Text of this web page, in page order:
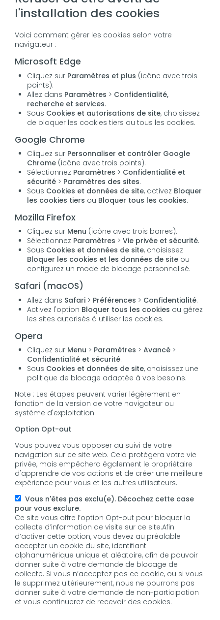
l'installation des cookies
Voici comment gérer les cookies selon votre
navigateur :
Microsoft Edge
Cliquez sur Paramètres et plus (icône avec trois
points).
Allez dans Paramètres > Confidentialité,
recherche et services.
Sous Cookies et autorisations de site, choisissez
de bloquer les cookies tiers ou tous les cookies.
Google Chrome
Cliquez sur Personnaliser et contrôler Google
Chrome (icône avec trois points).
Sélectionnez Paramètres > Confidentialité et
sécurité > Paramètres des sites.
Sous Cookies et données de site, activez Bloquer
les cookies tiers ou Bloquer tous les cookies.
Mozilla Firefox
Cliquez sur Menu (icône avec trois barres).
Sélectionnez Paramètres >Vie privée et sécurité.
Sous Cookies et données de site, choisissez
Bloquer les cookies et les données de site ou
configurez un mode de blocage personnalisé.
Safari (macOS)
Allez dans Safari > Préférences > Confidentialité.
Activez l'option Bloquer tous les cookies ou gérez
les sites autorisés à utiliser les cookies.
Opera
Cliquez sur Menu > Paramètres >Avancé >
Confidentialité et sécurité.
Sous Cookies et données de site, choisissez une
politique de blocage adaptée à vos besoins.
Note : Les étapes peuvent varier légèrement en
fonction de la version de votre navigateur ou
système d'exploitation.
Option Opt-out
Vous pouvez vous opposer au suivi de votre
navigation sur ce site web. Cela protégera votre vie
privée, mais empêchera également le propriétaire
d'apprendre de vos actions et de créer une meilleure
expérience pour vous et les autres utilisateurs.
Vous n'êtes pas exclu(e). Décochez cette case
pour vous exclure.
Ce site vous offre l’option Opt-out pour bloquer la
collecte d’information de visite sur ce site.Afin
d’activer cette option, vous devez au préalable
accepter un cookie du site, identifiant
alphanumérique unique et aléatoire, afin de pouvoir
donner suite à votre demande de blocage de
collecte. Si vous n’acceptez pas ce cookie, ou si vous
le supprimez ultérieurement, nous ne pourrons pas
donner suite à votre demande de non-participation
et vous continuerez de recevoir des cookies.